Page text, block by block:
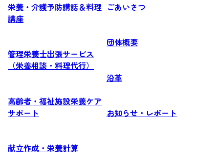
栄養・介護予防講話＆料理
講座
管理栄養士出張サービス
（栄養相談・料理代行）
高齢者・福祉施設栄養ケア
サポート
献立作成・栄養計算
ごあいさつ
団体概要
沿革
お知らせ・レポート